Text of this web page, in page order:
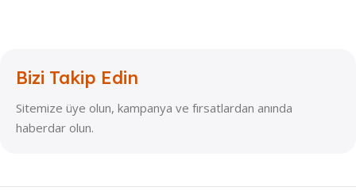
Bizi Takip Edin
Sitemize üye olun, kampanya ve fırsatlardan anında
haberdar olun.